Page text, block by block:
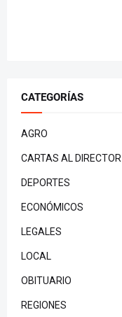
CATEGORÍAS
AGRO
CARTAS AL DIRECTOR
DEPORTES
ECONÓMICOS
LEGALES
LOCAL
OBITUARIO
REGIONES